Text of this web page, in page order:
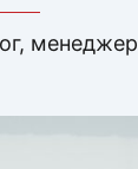
менеджер